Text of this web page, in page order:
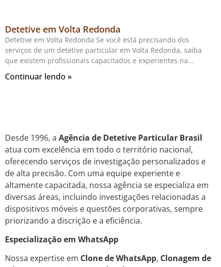
Detetive em Volta Redonda
Detetive em Volta Redonda Se você está precisando dos
serviços de um detetive particular em Volta Redonda, saiba
que existem profissionais capacitados e experientes na
Continuar lendo »
Desde 1996, a Agência de Detetive Particular Brasil
atua com excelência em todo o território nacional,
oferecendo serviços de investigação personalizados e
de alta precisão. Com uma equipe experiente e
altamente capacitada, nossa agência se especializa em
diversas áreas, incluindo investigações relacionadas a
dispositivos móveis e questões corporativas, sempre
priorizando a discrição e a eficiência.
Especialização em WhatsApp
Nossa expertise em Clone de WhatsApp, Clonagem de